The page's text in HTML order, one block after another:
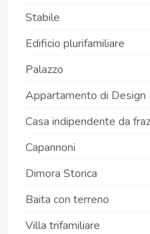
Stabile
Edificio plurifamiliare
Palazzo
Appartamento di Design
Casa indipendente da
Capannoni
Dimora Storica
Baita con terreno
Villa trifamiliare